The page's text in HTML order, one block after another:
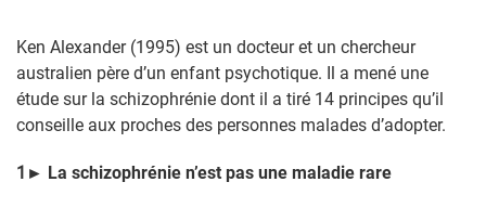
Ken Alexander (1995) est un docteur et un chercheur
australien père d’un enfant psychotique. Il a mené une
étude sur la schizophrénie dont il a tiré 14 principes qu’il
conseille aux proches des personnes malades d’adopter.
1 ► La schizophrénie n’est pas une maladie rare